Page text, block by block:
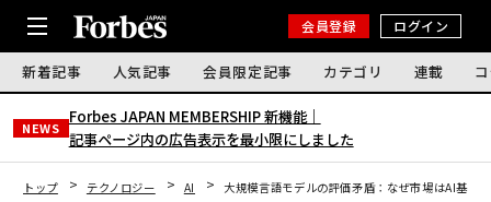
会員登録 ログイン
新着記事 人気記事 会員限定記事 カテゴリ 連載
NEWS
Forbes JAPAN MEMBERSHIP 新機能｜
記事ページ内の広告表示を最小限にしました
トップ テクノロジー AI
大規模言語モデルの評価矛盾：なぜ市場はAI基盤